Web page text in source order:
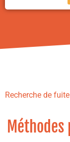
Recherche de